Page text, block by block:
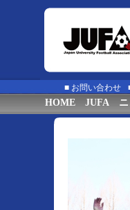
■ お問い合わせ
HOME JUFA